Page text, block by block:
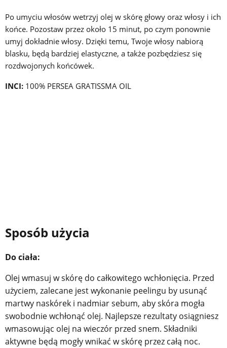
Po umyciu włosów wetrzyj olej w skórę głowy oraz włosy i ich
końce. Pozostaw przez około 15 minut, po czym ponownie
umyj dokładnie włosy. Dzięki temu, Twoje włosy nabiorą
blasku, będą bardziej elastyczne, a także pozbędziesz się
rozdwojonych końcówek.
INCI: 100% PERSEA GRATISSMA OIL
Sposób użycia
Do ciała:
Olej wmasuj w skórę do całkowitego wchłonięcia. Przed
użyciem, zalecane jest wykonanie peelingu by usunąć
martwy naskórek i nadmiar sebum, aby skóra mogła
swobodnie wchłonąć olej. Najlepsze rezultaty osiągniesz
wmasowując olej na wieczór przed snem. Składniki
aktywne będą mogły wnikać w skórę przez całą noc.